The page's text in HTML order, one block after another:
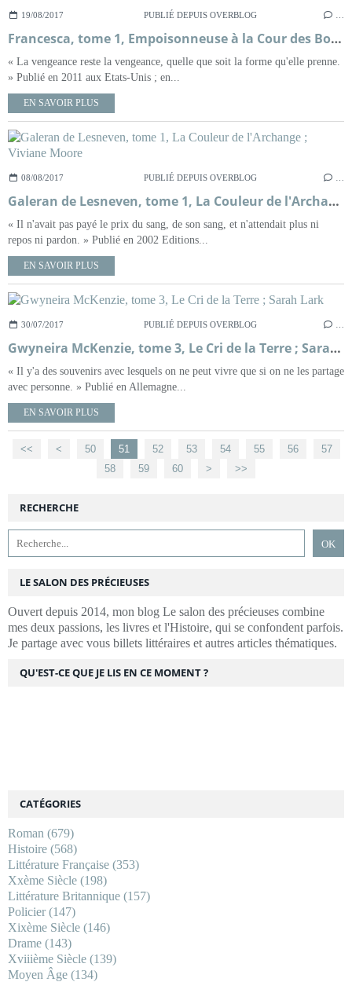
19/08/2017 PUBLIÉ DEPUIS OVERBLOG
Francesca, tome 1, Empoisonneuse à la Cour des Borgia ; Sarah Poole
« La vengeance reste la vengeance, quelle que soit la forme qu'elle prenne.
» Publié en 2011 aux Etats-Unis ; en...
EN SAVOIR PLUS
08/08/2017 PUBLIÉ DEPUIS OVERBLOG
Galeran de Lesneven, tome 1, La Couleur de l'Archange ; Viviane Moore
« Il n'avait pas payé le prix du sang, de son sang, et n'attendait plus ni
repos ni pardon. » Publié en 2002 Editions...
EN SAVOIR PLUS
30/07/2017 PUBLIÉ DEPUIS OVERBLOG
Gwyneira McKenzie, tome 3, Le Cri de la Terre ; Sarah Lark
« Il y'a des souvenirs avec lesquels on ne peut vivre que si on ne les partage
avec personne. » Publié en Allemagne...
EN SAVOIR PLUS
<< < 10
20
30
40
50 51 52 53 54 55 56
57
58
59 60 > >>
RECHERCHE
LE SALON DES PRÉCIEUSES
Ouvert depuis 2014, mon blog Le salon des précieuses combine
mes deux passions, les livres et l'Histoire, qui se confondent parfois.
Je partage avec vous billets littéraires et autres articles thématiques.
CATÉGORIES
Roman (679)
Histoire (568)
Littérature Française (353)
Xxème Siècle (198)
Littérature Britannique (157)
Policier(147)
Xixème Siècle (146)
Drame (143)
Xviiième Siècle (139)
Moyen Âge (134)
QU'EST-CE QUE JE LIS EN CE MOMENT ?